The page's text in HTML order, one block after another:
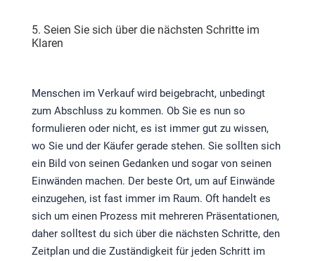
5. Seien Sie sich über die nächsten Schritte im
Klaren
Menschen im Verkauf wird beigebracht, unbedingt
zum Abschluss zu kommen. Ob Sie es nun so
formulieren oder nicht, es ist immer gut zu wissen,
wo Sie und der Käufer gerade stehen. Sie sollten sich
ein Bild von seinen Gedanken und sogar von seinen
Einwänden machen. Der beste Ort, um auf Einwände
einzugehen, ist fast immer im Raum. Oft handelt es
sich um einen Prozess mit mehreren Präsentationen,
daher solltest du sich über die nächsten Schritte, den
Zeitplan und die Zuständigkeit für jeden Schritt im